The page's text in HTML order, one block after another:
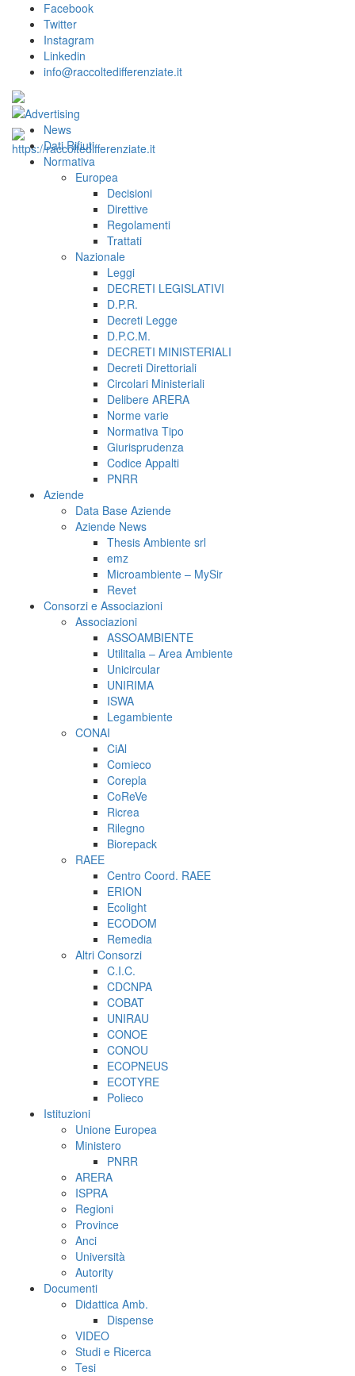
Facebook
Twitter
Instagram
Linkedin
info@raccoltedifferenziate.it
News
Dati Rifiuti
Normativa
Europea
Decisioni
Direttive
Regolamenti
Trattati
Nazionale
Leggi
DECRETI LEGISLATIVI
D.P.R.
Decreti Legge
D.P.C.M.
DECRETI MINISTERIALI
Decreti Direttoriali
Circolari Ministeriali
Delibere ARERA
Norme varie
Normativa Tipo
Giurisprudenza
Codice Appalti
PNRR
Aziende
Data Base Aziende
Aziende News
Thesis Ambiente srl
emz
Microambiente – MySir
Revet
Consorzi e Associazioni
Associazioni
ASSOAMBIENTE
Utilitalia – Area Ambiente
Unicircular
UNIRIMA
ISWA
Legambiente
CONAI
CiAl
Comieco
Corepla
CoReVe
Ricrea
Rilegno
Biorepack
RAEE
Centro Coord. RAEE
ERION
Ecolight
ECODOM
Remedia
Altri Consorzi
C.I.C.
CDCNPA
COBAT
UNIRAU
CONOE
CONOU
ECOPNEUS
ECOTYRE
Polieco
Istituzioni
Unione Europea
Ministero
PNRR
ARERA
ISPRA
Regioni
Province
Anci
Università
Autority
Documenti
Didattica Amb.
Dispense
VIDEO
Studi e Ricerca
Tesi